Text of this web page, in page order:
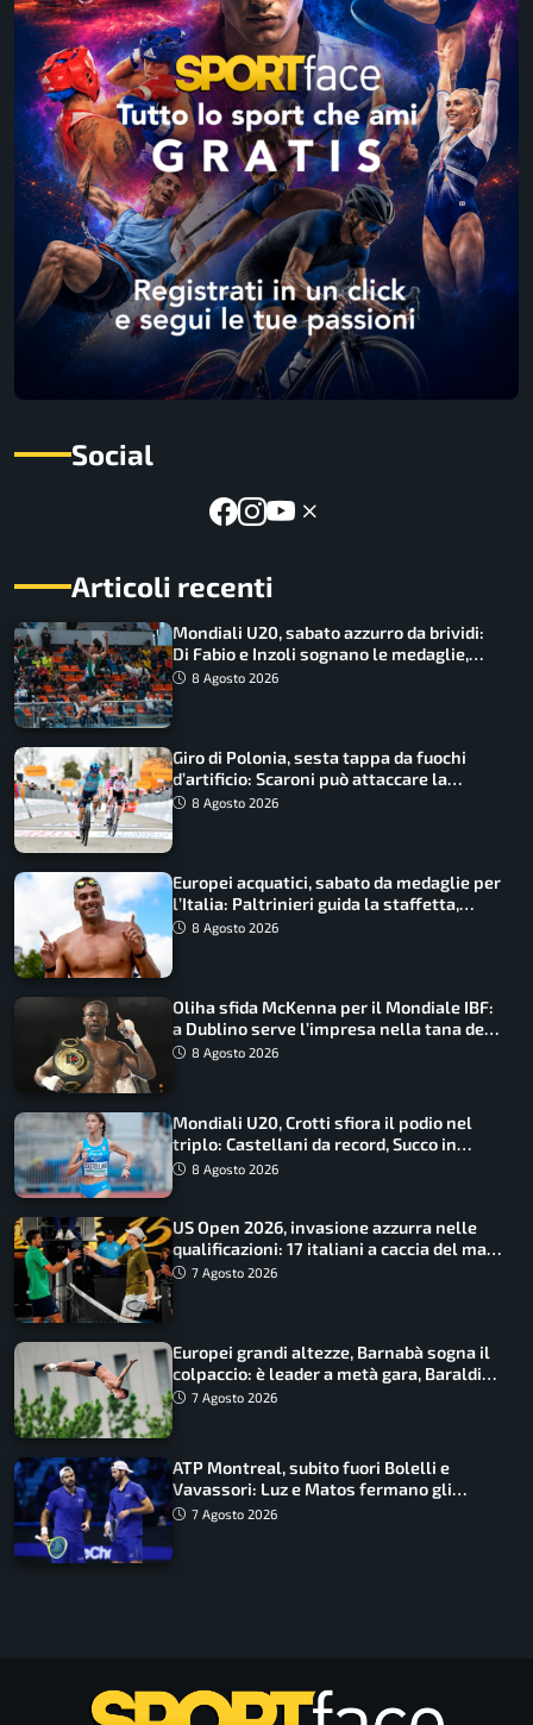
Social
Articoli recenti
Mondiali U20, sabato azzurro da brividi:
Di Fabio e Inzoli sognano le medaglie,
Castellani e Succo in finale
8 Agosto 2026
Giro di Polonia, sesta tappa da fuochi
d’artificio: Scaroni può attaccare la
maglia di Lemmen
8 Agosto 2026
Europei acquatici, sabato da medaglie per
l’Italia: Paltrinieri guida la staffetta,
Barnabà sogna l’oro dalle grandi altezze
8 Agosto 2026
Oliha sfida McKenna per il Mondiale IBF:
a Dublino serve l’impresa nella tana del
lupo8 Agosto 2026
Mondiali U20, Crotti sfiora il podio nel
triplo: Castellani da record, Succo in
finale
8 Agosto 2026
US Open 2026, invasione azzurra nelle
qualificazioni: 17 italiani a caccia del main
draw7 Agosto 2026
Europei grandi altezze, Barnabà sogna il
colpaccio: è leader a metà gara, Baraldi
ancora in corsa
7 Agosto 2026
ATP Montreal, subito fuori Bolelli e
Vavassori: Luz e Matos fermano gli
azzurri
7 Agosto 2026